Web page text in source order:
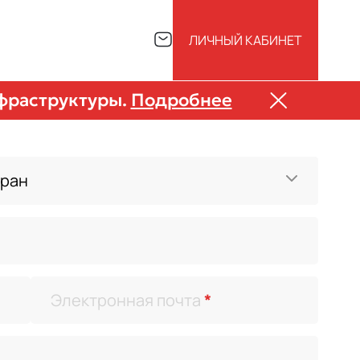
ЛИЧНЫЙ КАБИНЕТ
Подробнее
Электронная почта*